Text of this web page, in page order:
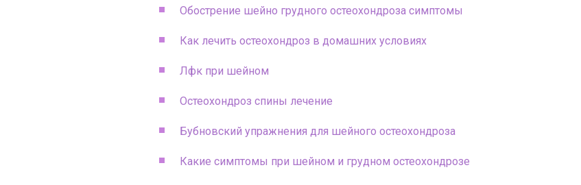
Обострение шейно грудного остеохондроза симптомы
Как лечить остеохондроз в домашних условиях
Лфк при шейном
Остеохондроз спины лечение
Бубновский упражнения для шейного остеохондроза
Какие симптомы при шейном и грудном остеохондрозе